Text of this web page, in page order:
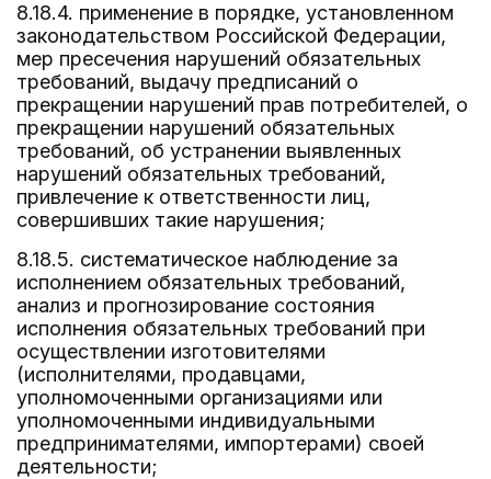
8.18.4. применение в порядке, установленном
законодательством Российской Федерации,
мер пресечения нарушений обязательных
требований, выдачу предписаний о
прекращении нарушений прав потребителей, о
прекращении нарушений обязательных
требований, об устранении выявленных
нарушений обязательных требований,
привлечение к ответственности лиц,
совершивших такие нарушения;
8.18.5. систематическое наблюдение за
исполнением обязательных требований,
анализ и прогнозирование состояния
исполнения обязательных требований при
осуществлении изготовителями
(исполнителями, продавцами,
уполномоченными организациями или
уполномоченными индивидуальными
предпринимателями, импортерами) своей
деятельности;